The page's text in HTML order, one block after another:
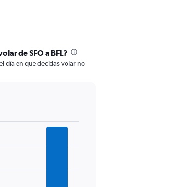
de SFO a BFL?
día en que decidas volar no